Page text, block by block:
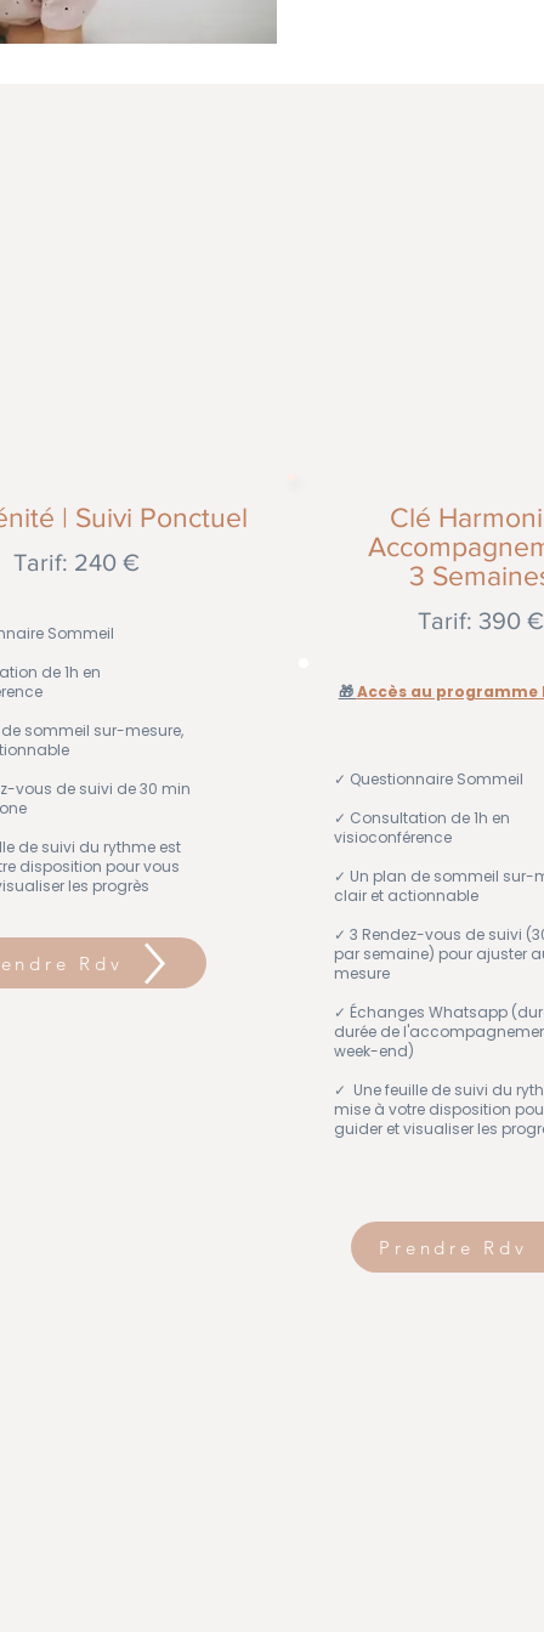
| Suivi Ponctuel
Tarif: 240 €
Sommeil
de 1h en
sommeil sur-mesure,
vous de suivi de 30 min
de suivi du rythme est
disposition pour vous
les progrès
Rdv
Clé
3
Tarif: 390 €
🎁Accès au programme
✓ Questionnaire Sommeil
✓ Consultation de 1h en
visioconférence
✓ Un plan de sommeil sur-
clair et actionnable​
✓ 3 Rendez-vous de suivi
par semaine) pour ajuster
mesure ​
✓ Échanges Whatsapp
durée de
week-end)
✓ Une feuille de suivi du
mise à votre disposition
guider et visualiser les
Prendre Rdv